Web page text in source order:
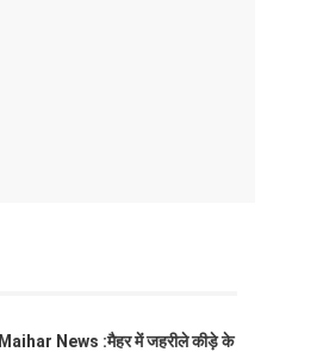
Maihar News :मैहर में जहरीले कीड़े के